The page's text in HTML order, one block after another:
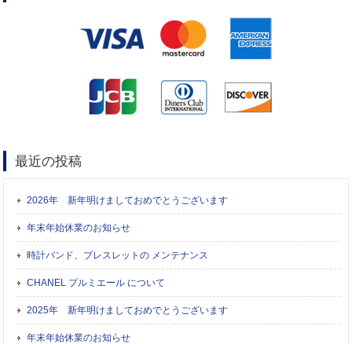
最近の投稿
2026年 新年明けましておめでとうございます
年末年始休業のお知らせ
時計バンド、ブレスレットの メンテナンス
CHANEL プルミエール について
2025年 新年明けましておめでとうございます
年末年始休業のお知らせ